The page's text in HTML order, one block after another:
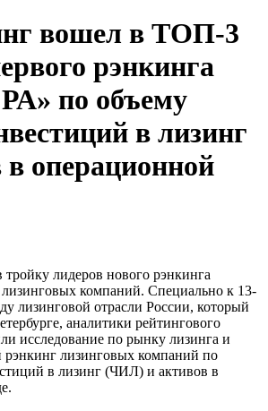
вошел в ТОП-3
рэнкинга
по объему
в лизинг
в операционной
лидеров нового рэнкинга
компаний. Специально к 13-
лизинговой отрасли России, который
аналитики рейтингового
исследование по рынку лизинга и
рэнкинг лизинговых компаний по
в лизинг (ЧИЛ) и активов в